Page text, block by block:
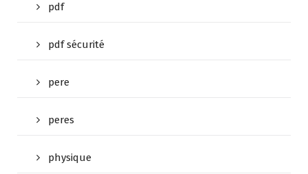
pdf
pdf sécurité
pere
peres
physique